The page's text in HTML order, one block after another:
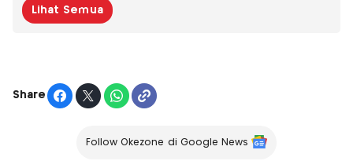
Lihat Semua
Share
Follow Okezone di Google News